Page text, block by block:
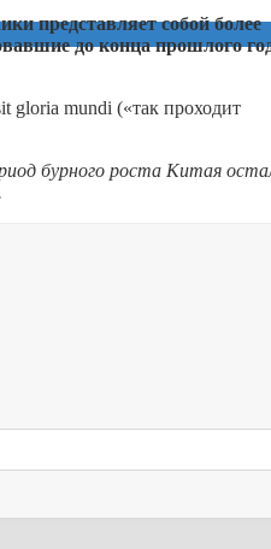
представляет собой более
до конца прошлого
gloria mundi («так проходит
бурного роста Китая